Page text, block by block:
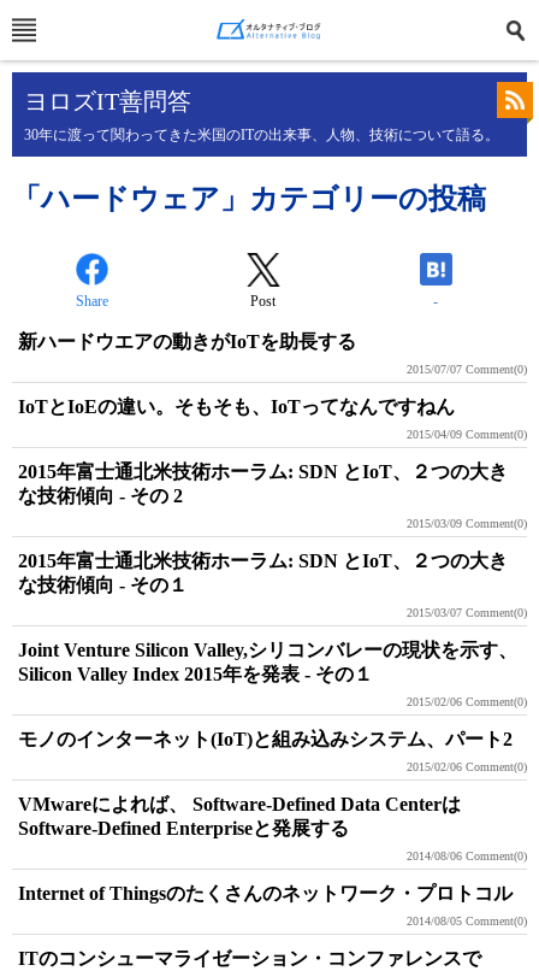
ヨロズIT善問答
30年に渡って関わってきた米国のITの出来事、人物、技術について語る。
「ハードウェア」カテゴリーの投稿
Share Post -
新ハードウエアの動きがIoTを助長する
2015/07/07 Comment(0)
IoTとIoEの違い。そもそも、IoTってなんですねん
2015/04/09 Comment(0)
2015年富士通北米技術ホーラム: SDN とIoT、２つの大き
な技術傾向 - その 2
2015/03/09 Comment(0)
2015年富士通北米技術ホーラム: SDN とIoT、２つの大き
な技術傾向 - その１
2015/03/07 Comment(0)
Joint Venture Silicon Valley,シリコンバレーの現状を示す、
Silicon Valley Index 2015年を発表 - その１
2015/02/06 Comment(0)
モノのインターネット(IoT)と組み込みシステム、パート2
2015/02/06 Comment(0)
VMwareによれば、 Software-Defined Data Centerは
Software-Defined Enterpriseと発展する
2014/08/06 Comment(0)
Internet of Thingsのたくさんのネットワーク・プロトコル
2014/08/05 Comment(0)
ITのコンシューマライゼーション・コンファレンスで